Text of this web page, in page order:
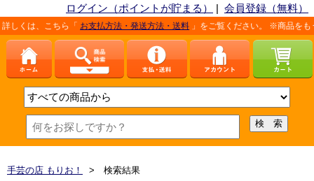
ログイン（ポイントが貯まる） | 会員登録（無料）
くは、こちら「 お支払方法・発送方法・送料」をご覧ください。 ※商品をも
手芸の店 もりお！ > 検索結果